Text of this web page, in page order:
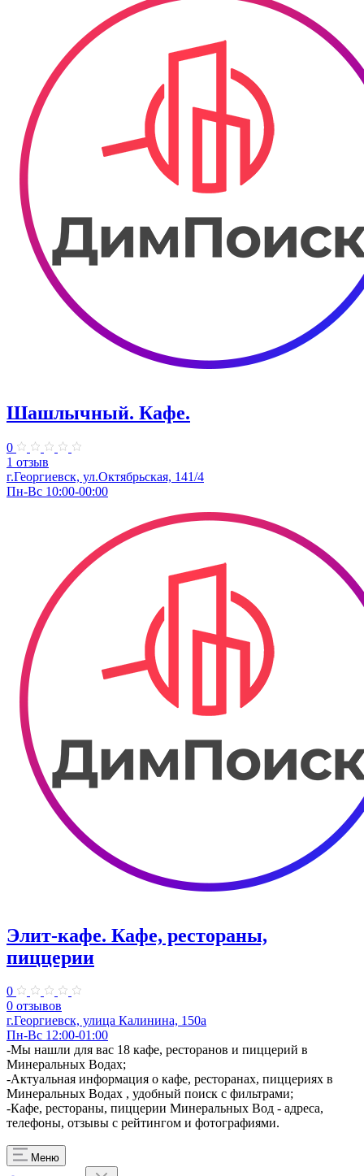
Шашлычный. Кафе.
0
1 отзыв
г.Георгиевск, ул.Октябрьская, 141/4
Пн-Вс 10:00-00:00
Элит-кафе. Кафе, рестораны,
пиццерии
0
0 отзывов
г.Георгиевск, улица Калинина, 150а
Пн-Вс 12:00-01:00
-Мы нашли для вас 18 кафе, ресторанов и пиццерий в
Минеральных Водах;
-Актуальная информация о кафе, ресторанах, пиццериях в
Минеральных Водах , удобный поиск с фильтрами;
-Кафе, рестораны, пиццерии Минеральных Вод - адреса,
телефоны, отзывы с рейтингом и фотографиями.
Меню